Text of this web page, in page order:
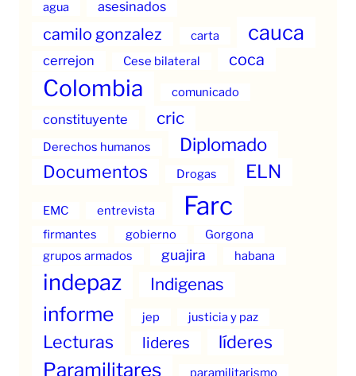
agua asesinados
camilo gonzalez carta cauca
cerrejon Cese bilateral coca
Colombia comunicado
constituyente cric
Derechos humanos Diplomado
Documentos Drogas ELN
EMC entrevista Farc
firmantes gobierno
Gorgona
grupos armados
guajira habana
indepaz Indigenas
informe jep justicia y paz
Lecturas lideres líderes
Paramilitares paramilitarismo